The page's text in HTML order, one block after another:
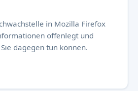
in Mozilla Firefox
offenlegt und
dagegen tun können.